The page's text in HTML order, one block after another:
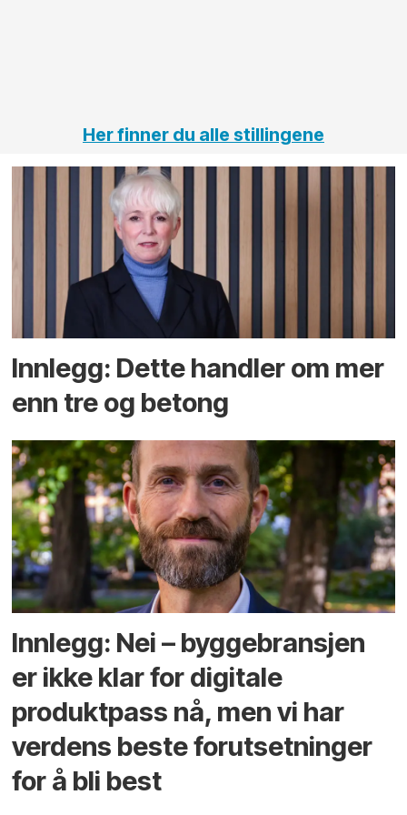
Her finner du alle stillingene
Innlegg: Dette handler om mer
enn tre og betong
Innlegg: Nei – byggebransjen
er ikke klar for digitale
produktpass nå, men vi har
verdens beste forutsetninger
for å bli best